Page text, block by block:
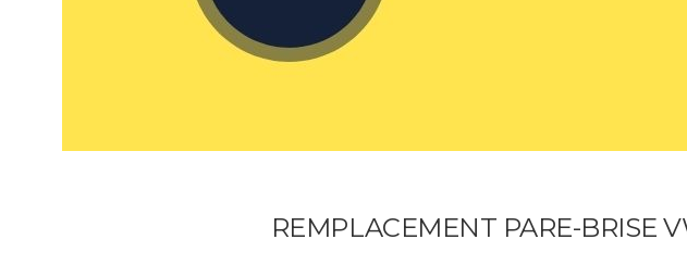
REMPLACEMENT PARE-BRISE